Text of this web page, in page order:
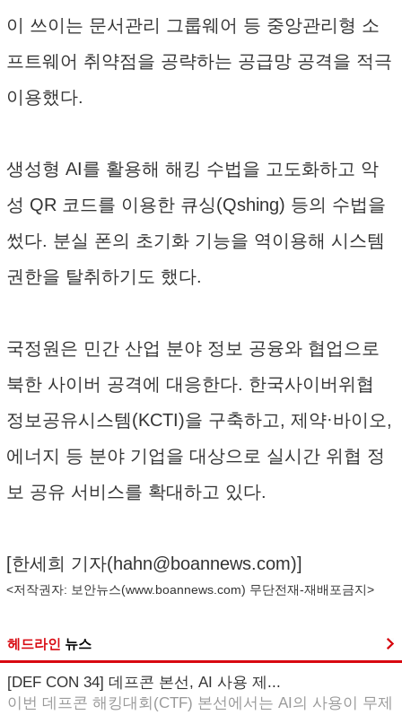
이 쓰이는 문서관리 그룹웨어 등 중앙관리형 소
프트웨어 취약점을 공략하는 공급망 공격을 적극
이용했다.
생성형 AI를 활용해 해킹 수법을 고도화하고 악
성 QR 코드를 이용한 큐싱(Qshing) 등의 수법을
썼다. 분실 폰의 초기화 기능을 역이용해 시스템
권한을 탈취하기도 했다.
국정원은 민간 산업 분야 정보 공융와 협업으로
북한 사이버 공격에 대응한다. 한국사이버위협
정보공유시스템(KCTI)을 구축하고, 제약·바이오,
에너지 등 분야 기업을 대상으로 실시간 위협 정
보 공유 서비스를 확대하고 있다.
[한세희 기자(hahn@boannews.com)]
<저작권자: 보안뉴스(www.boannews.com) 무단전재-재배포금지>
헤드라인 뉴스
[DEF CON 34] 데프콘 본선, AI 사용 제...
이번 데프콘 해킹대회(CTF) 본선에서는 AI의 사용이 무제